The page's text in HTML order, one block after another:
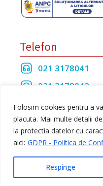
Folosim cookies pentru a
placuta. Mai multe detalii
la protectia datelor cu
aici: GDPR - Politica de
Respinge
Telefon
021 3178041
021 3178042
021 3175208
Toate drepturile rezervate